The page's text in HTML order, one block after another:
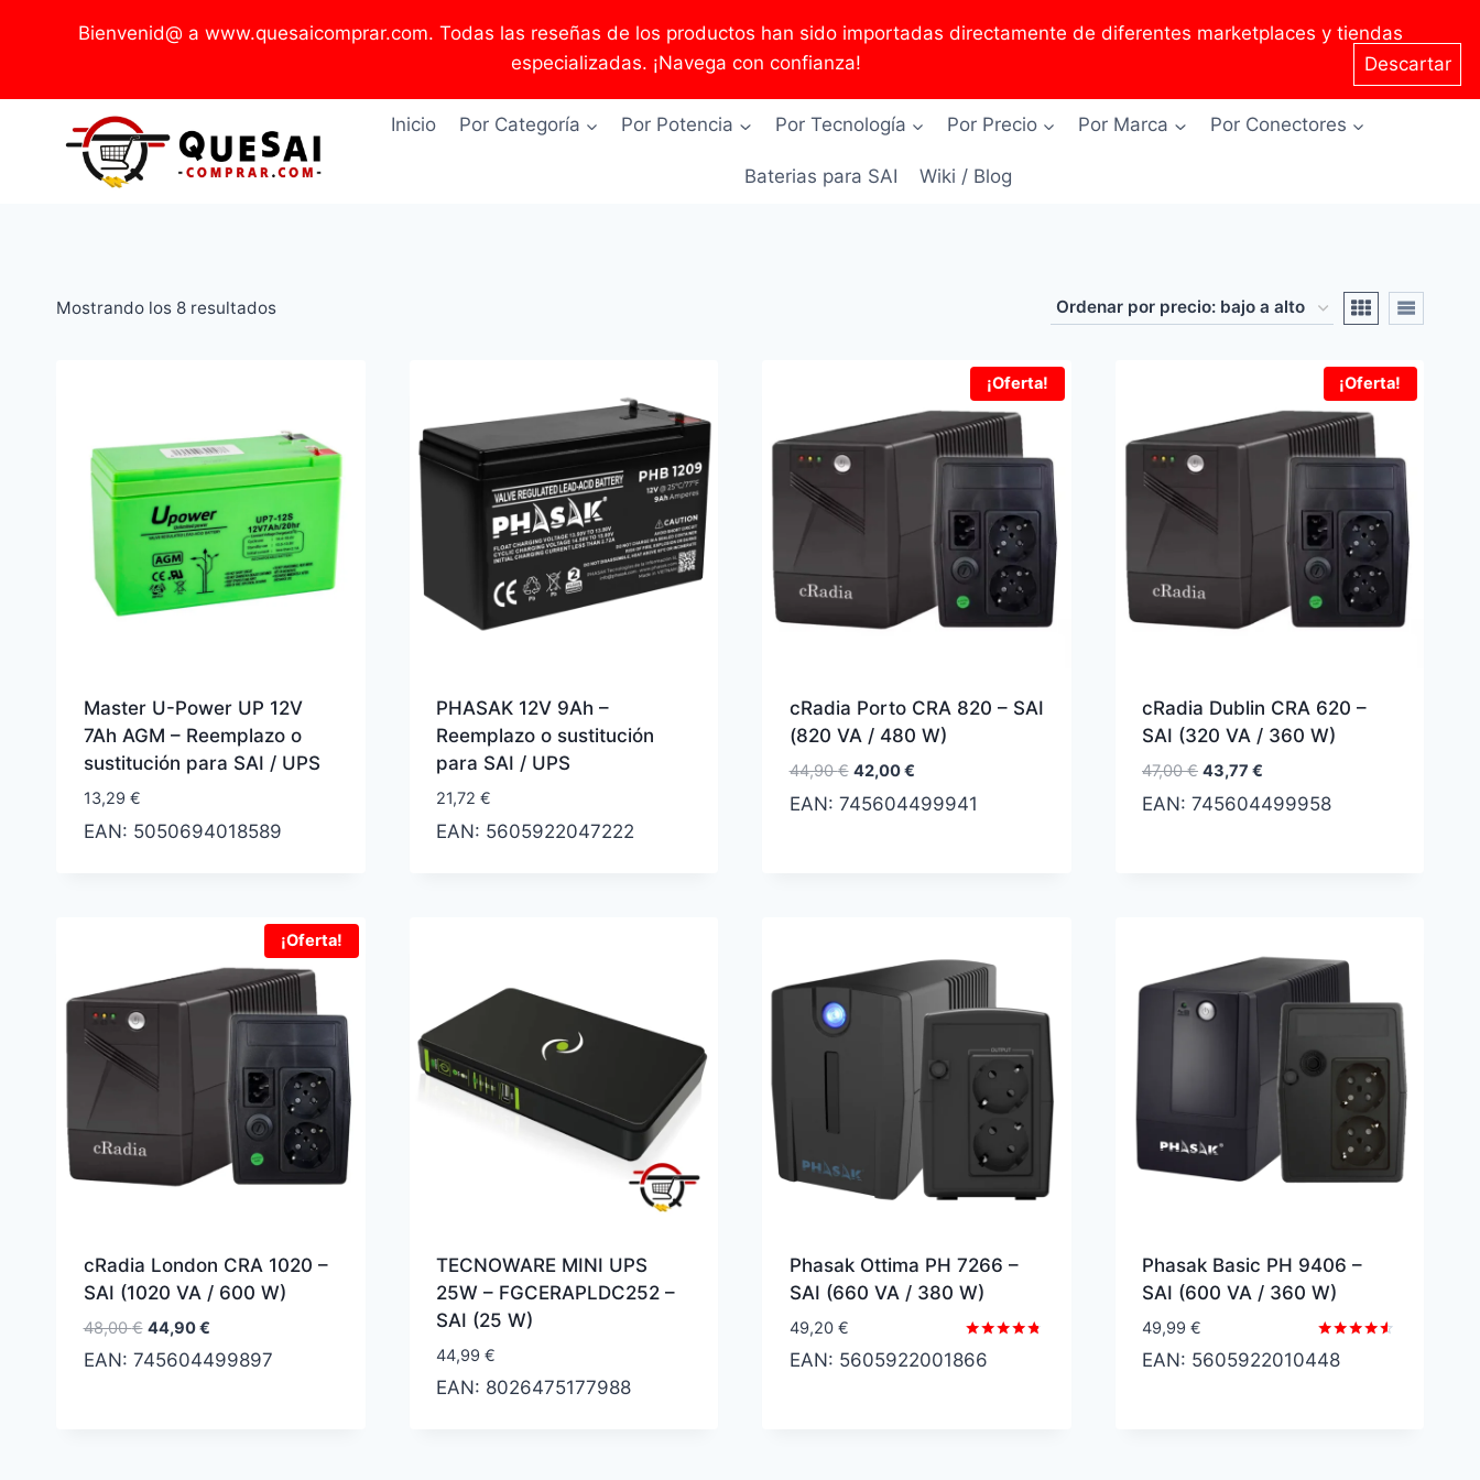
Bienvenid@ a www.quesaicomprar.com. Todas las reseñas de los productos han sido importadas directamente de diferentes marketplaces y tiendas
especializadas. ¡Navega con confianza!
Descartar
Inicio Por Categoría Por Potencia Por Tecnología Por Precio Por Marca Por Conectores
Baterias para SAI Wiki / Blog
Mostrando los 8 resultadosOrdenado
a
alto
Master U-Power UP 12V
7Ah AGM – Reemplazo o
sustitución para SAI / UPS
13,29 €
EAN: 5050694018589
PHASAK 12V 9Ah –
Reemplazo o sustitución
para SAI / UPS
21,72 €
EAN: 5605922047222
¡Oferta!
cRadia Porto CRA 820 – SAI
(820 VA / 480 W)
44,90€ El
precio
42,00€El
precio
EAN: 745604499941
¡Oferta!
cRadia Dublin CRA 620 –
SAI (320 VA / 360 W)
47,00€ El
precio
43,77 €
precio
EAN: 745604499958
¡Oferta!
cRadia London CRA 1020 –
SAI (1020 VA / 600 W)
48,00€ El
precio
44,90€El
precio
EAN: 745604499897
TECNOWARE MINI UPS
25W – ‎FGCERAPLDC252 –
SAI (25 W)
44,99 €
EAN: 8026475177988
Phasak Ottima PH 7266 –
SAI (660 VA / 380 W)
Valorado
con
49,20 €
EAN: 5605922001866
Phasak Basic PH 9406 –
SAI (600 VA / 360 W)
Valorado
con
49,99 €
EAN: 5605922010448